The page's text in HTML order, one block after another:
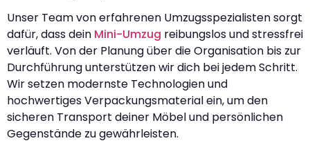
Unser Team von erfahrenen Umzugsspezialisten sorgt
dafür, dass dein Mini-Umzug reibungslos und stressfrei
verläuft. Von der Planung über die Organisation bis zur
Durchführung unterstützen wir dich bei jedem Schritt.
Wir setzen modernste Technologien und
hochwertiges Verpackungsmaterial ein, um den
sicheren Transport deiner Möbel und persönlichen
Gegenstände zu gewährleisten.